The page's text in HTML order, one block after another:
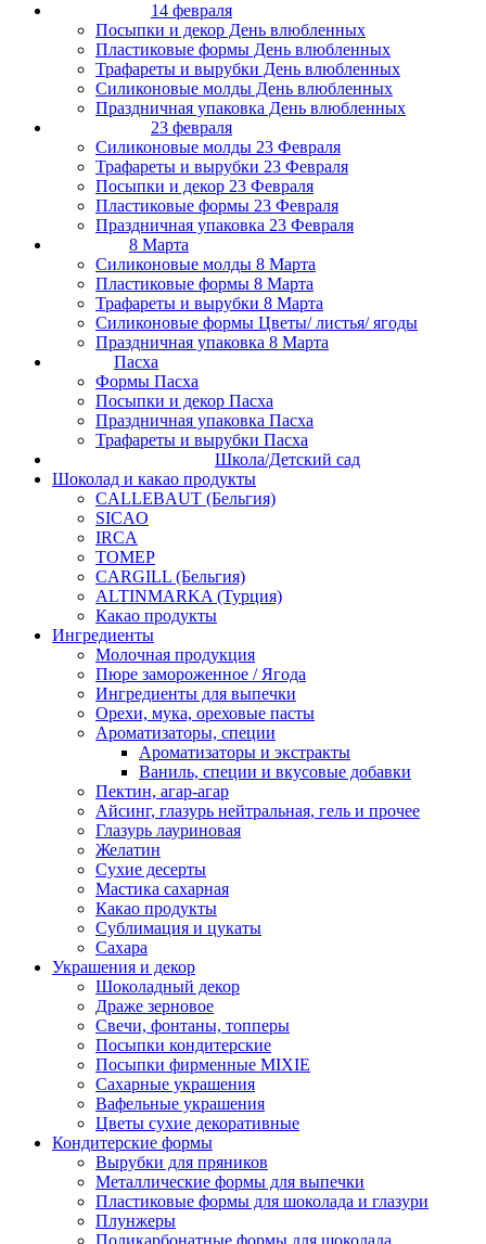
14 февраля
Посыпки и декор День влюбленных
Пластиковые формы День влюбленных
Трафареты и вырубки День влюбленных
Силиконовые молды День влюбленных
Праздничная упаковка День влюбленных
23 февраля
Силиконовые молды 23 Февраля
Трафареты и вырубки 23 Февраля
Посыпки и декор 23 Февраля
Пластиковые формы 23 Февраля
Праздничная упаковка 23 Февраля
8 Марта
Силиконовые молды 8 Марта
Пластиковые формы 8 Марта
Трафареты и вырубки 8 Марта
Силиконовые формы Цветы/ листья/ ягоды
Праздничная упаковка 8 Марта
Пасха
Формы Пасха
Посыпки и декор Пасха
Праздничная упаковка Пасха
Трафареты и вырубки Пасха
Школа/Детский сад
Шоколад и какао продукты
CALLEBAUT (Бельгия)
SICAO
IRCA
ТОМЕР
CARGILL (Бельгия)
ALTINMARKA (Турция)
Какао продукты
Ингредиенты
Молочная продукция
Пюре замороженное / Ягода
Ингредиенты для выпечки
Орехи, мука, ореховые пасты
Ароматизаторы, специи
Ароматизаторы и экстракты
Ваниль, специи и вкусовые добавки
Пектин, агар-агар
Айсинг, глазурь нейтральная, гель и прочее
Глазурь лауриновая
Желатин
Сухие десерты
Мастика сахарная
Какао продукты
Сублимация и цукаты
Сахара
Украшения и декор
Шоколадный декор
Драже зерновое
Свечи, фонтаны, топперы
Посыпки кондитерские
Посыпки фирменные MIXIE
Сахарные украшения
Вафельные украшения
Цветы сухие декоративные
Кондитерские формы
Вырубки для пряников
Металлические формы для выпечки
Пластиковые формы для шоколада и глазури
Плунжеры